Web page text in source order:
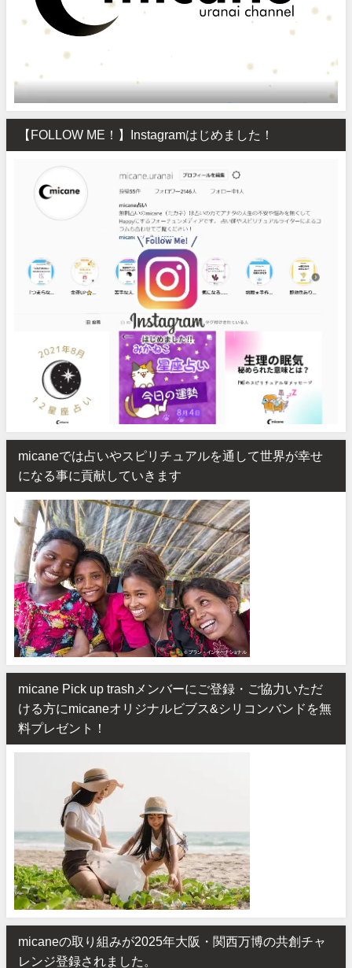
【FOLLOW ME！】Instagramはじめました！
micaneでは占いやスピリチュアルを通して世界が幸せ
になる事に貢献していきます
micane Pick up trashメンバーにご登録・ご協力いただ
ける方にmicaneオリジナルビブス&シリコンバンドを無
料プレゼント！
micaneの取り組みが2025年大阪・関西万博の共創チャ
レンジ登録されました。